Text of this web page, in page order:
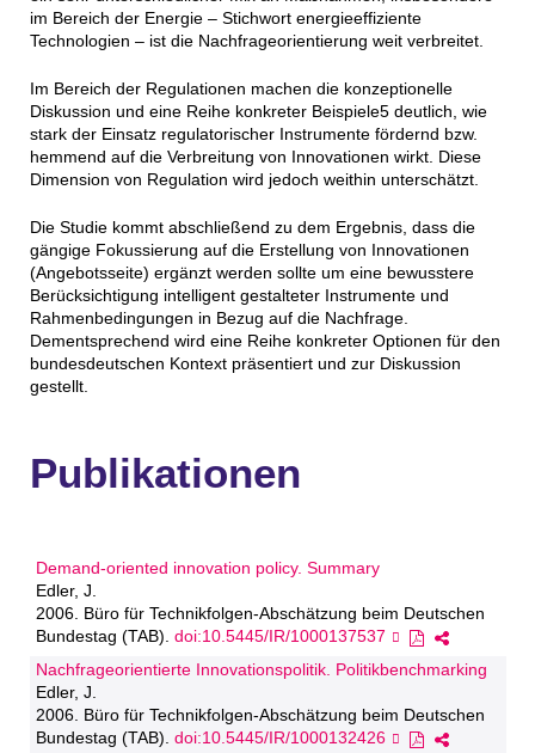
im Bereich der Energie – Stichwort energieeffiziente
Technologien – ist die Nachfrageorientierung weit verbreitet.
Im Bereich der Regulationen machen die konzeptionelle
Diskussion und eine Reihe konkreter Beispiele5 deutlich, wie
stark der Einsatz regulatorischer Instrumente fördernd bzw.
hemmend auf die Verbreitung von Innovationen wirkt. Diese
Dimension von Regulation wird jedoch weithin unterschätzt.
Die Studie kommt abschließend zu dem Ergebnis, dass die
gängige Fokussierung auf die Erstellung von Innovationen
(Angebotsseite) ergänzt werden sollte um eine bewusstere
Berücksichtigung intelligent gestalteter Instrumente und
Rahmenbedingungen in Bezug auf die Nachfrage.
Dementsprechend wird eine Reihe konkreter Optionen für den
bundesdeutschen Kontext präsentiert und zur Diskussion
gestellt.
Publikationen
Demand-oriented innovation policy. Summary
Edler, J.
2006. Büro für Technikfolgen-Abschätzung beim Deutschen
Bundestag (TAB). doi:10.5445/IR/1000137537
Nachfrageorientierte Innovationspolitik. Politikbenchmarking
Edler, J.
2006. Büro für Technikfolgen-Abschätzung beim Deutschen
Bundestag (TAB). doi:10.5445/IR/1000132426